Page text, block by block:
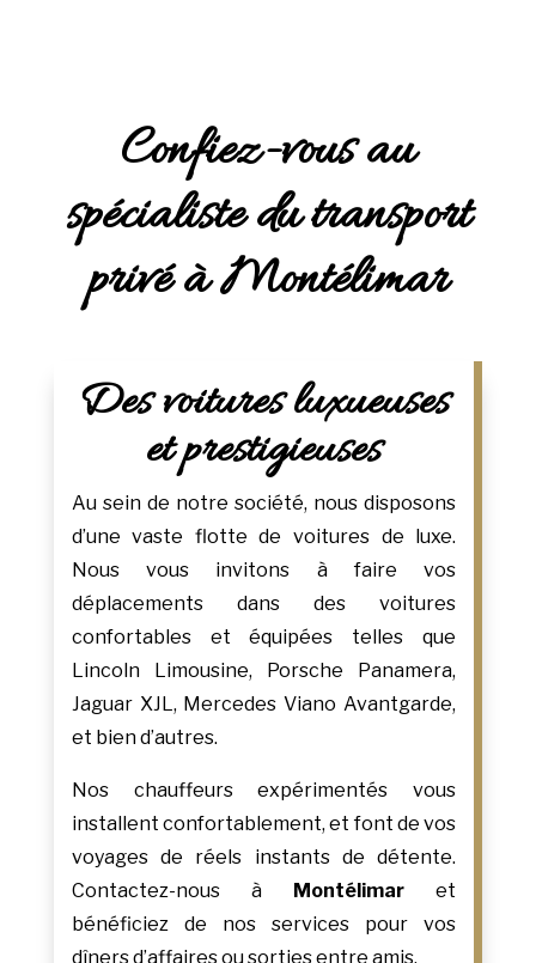
Confiez-vous au
spécialiste du transport
privé à Montélimar
Des voitures luxueuses
et prestigieuses
Au sein de notre société, nous disposons
d’une vaste flotte de voitures de luxe.
Nous vous invitons à faire vos
déplacements dans des voitures
confortables et équipées telles que
Lincoln Limousine, Porsche Panamera,
Jaguar XJL, Mercedes Viano Avantgarde,
et bien d’autres.
Nos chauffeurs expérimentés vous
installent confortablement, et font de vos
voyages de réels instants de détente.
Contactez-nous à Montélimar et
bénéficiez de nos services pour vos
dîners d’affaires ou sorties entre amis.